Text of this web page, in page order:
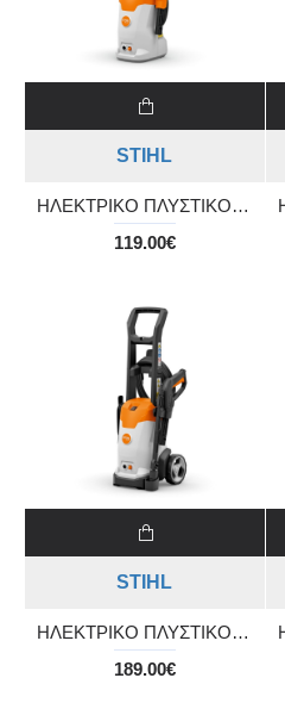
STIHL
ΗΛΕΚΤΡΙΚΟ ΠΛΥΣΤΙΚΟ ΥΨΗΛΗΣ ΠΙΕΣΗΣ RE 80 X
119.00€
STIHL
ΗΛΕΚΤΡΙΚΟ ΠΛΥΣΤΙΚΟ ΥΨΗΛΗΣ ΠΙΕΣΗΣ RE 90
189.00€